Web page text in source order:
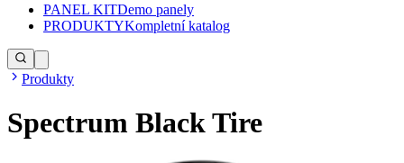
PANEL KITDemo panely
PRODUKTYKompletní katalog
Produkty
Spectrum Black Tire